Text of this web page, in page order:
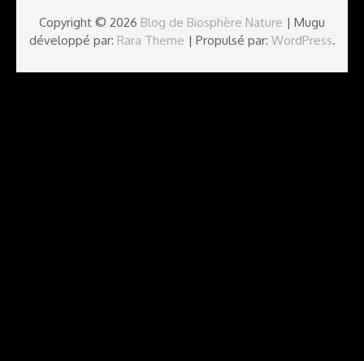
Copyright © 2026 Blog de Biosphère Nature | Mugu
développé par: Rara Theme | Propulsé par: WordPress.